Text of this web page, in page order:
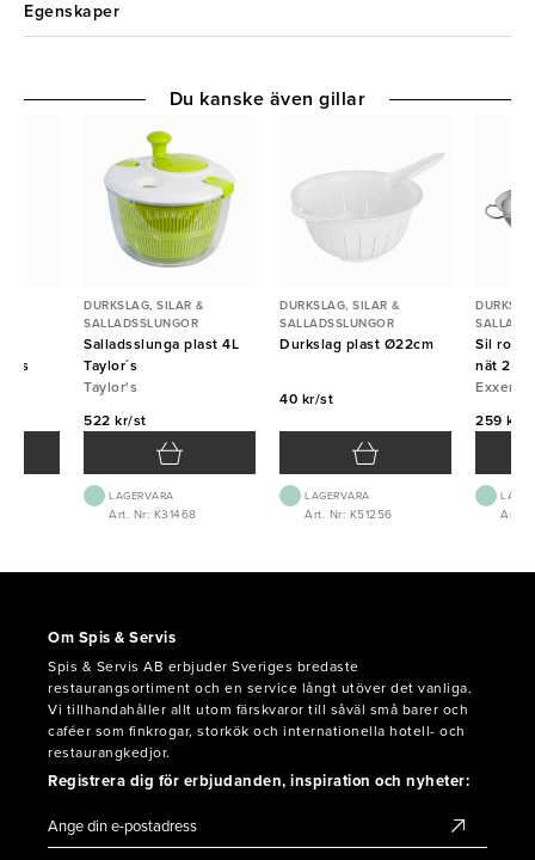
Egenskaper
DURKSLAG, SILAR &
SALLADSSLUNGOR
Salladsslunga plast 4L
Taylor´s
Taylor's
522 kr/st
LAGERVARA
Art. Nr: K31468
DURKSLAG, SILAR &
SALLADSSLUNGOR
Durkslag plast Ø22cm
40 kr/st
LAGERVARA
Art. Nr: K51256
Sil
nät
Exxent
259 kr/
Art.
Du kanske även gillar
Om Spis & Servis
Spis & Servis AB erbjuder Sveriges bredaste
restaurangsortiment och en service långt utöver det vanliga.
Vi tillhandahåller allt utom färskvaror till såväl små barer och
caféer som finkrogar, storkök och internationella hotell- och
restaurangkedjor.
Registrera dig för erbjudanden, inspiration och nyheter: